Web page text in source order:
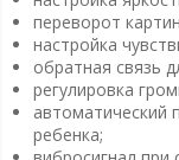
переворот
настройка
обратная связь
регулировка
автоматический
ребенка;